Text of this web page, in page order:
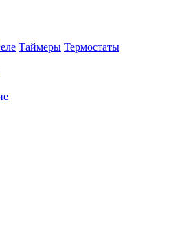
Таймеры Термостаты